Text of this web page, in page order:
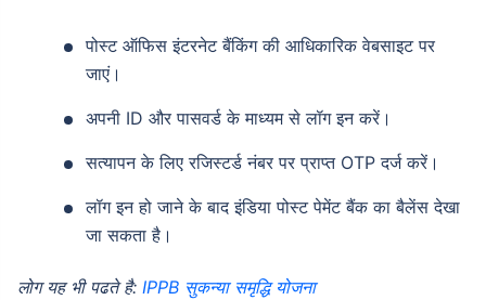
पोस्ट ऑफिस इंटरनेट बैंकिंग की आधिकारिक वेबसाइट पर
जाएं।
अपनी ID और पासवर्ड के माध्यम से लॉग इन करें।
सत्यापन के लिए रजिस्टर्ड नंबर पर प्राप्त OTP दर्ज करें।
लॉग इन हो जाने के बाद इंडिया पोस्ट पेमेंट बैंक का बैलेंस देखा
जा सकता है।
लोग यह भी पढते है: IPPB सुकन्या समृद्धि योजना